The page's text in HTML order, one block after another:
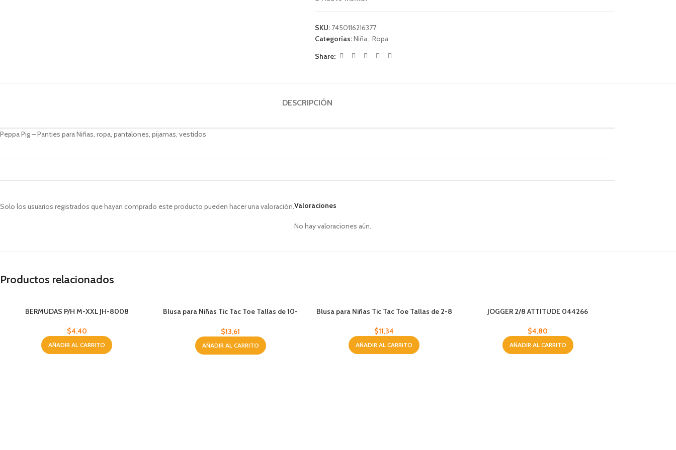
SKU: 7450116216377
Categorías:Niña, Ropa
Share:
DESCRIPCIÓN
Peppa Pig – Panties para Niñas, ropa, pantalones, pijamas, vestidos
Valoraciones
No hay valoraciones aún.
Solo los usuarios registrados que hayan comprado este producto pueden hacer una valoración.
Productos relacionados
BERMUDAS P/H M-XXL JH-8008
$4,40
AÑADIR AL CARRITO
Blusa para Niñas Tic Tac Toe Tallas de 10-
$13,61
AÑADIR AL CARRITO
Blusa para Niñas Tic Tac Toe Tallas de 2-8
$11,34
AÑADIR AL CARRITO
JOGGER 2/8 ATTITUDE 044266
$4,80
AÑADIR AL CARRITO